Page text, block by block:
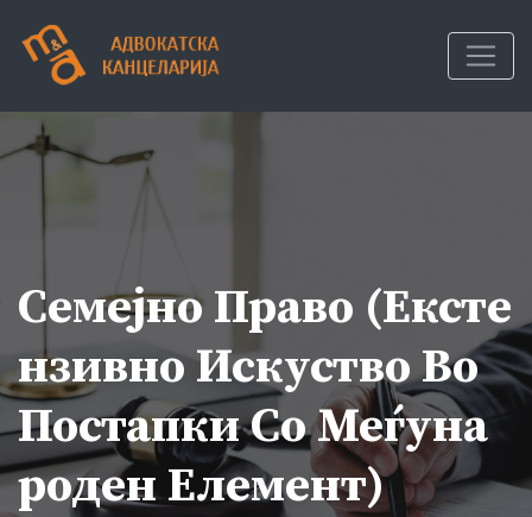
content
Семејно Право (ексте
Нзивно Искуство Во
Постапки Со Меѓуна
Роден Елемент)